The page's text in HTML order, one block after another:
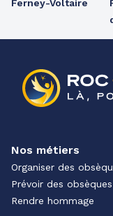
Ferney-Voltaire
Nos métiers
Organiser des
Prévoir des obsèques
Rendre hommage